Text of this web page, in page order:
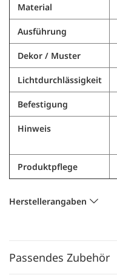
Material
Ausführung
Dekor / Muster
Lichtdurchlässigkeit
Befestigung
Hinweis
Produktpflege
Herstellerangaben
Passendes Zubehör